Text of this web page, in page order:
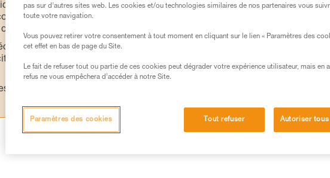
techniques des produits utilisés dans ce conseil avant de le
les informations de la notice technique pour pouvoir
une formation et un entraînement spécifique. Validez avec
à refaire la manipulation, seul, en toute sécurité, avant de la
de techniques liées à votre activité. Il peut en exister d’autres que
pas sur d’autres sites web. Les cookies et/ou technologies similaires de nos partenaires vous
toute votre navigation.
Vous pouvez retirer votre consentement à tout moment en cliquant sur le lien « Paramètres des
cet effet en bas de page du Site.
Le fait de refuser tout ou partie de ces cookies peut dégrader votre expérience utilisateur, mais en
refus ne vous empêchera d’accéder à notre Site.
Tout refuser Autoriser
Paramètres des cookies